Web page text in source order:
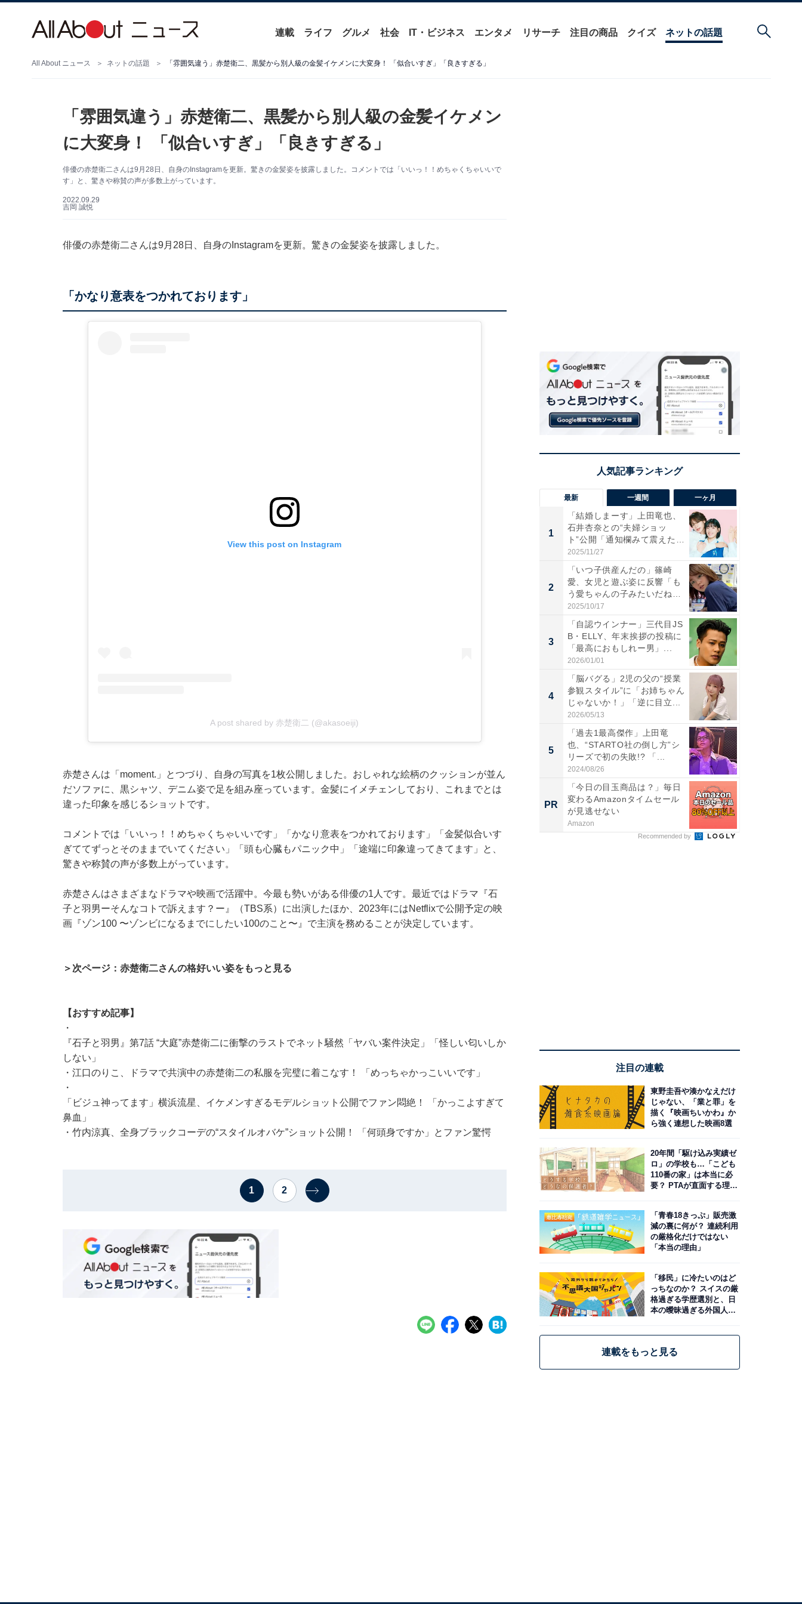
連載 ライフ グルメ 社会 IT・ビジネス エンタメ リサーチ 注目の商品 クイズ ネットの話題
All About ニュース ネットの話題 「雰囲気違う」赤楚衛二、黒髪から別人級の金髪イケメンに大変身！ 「似合いすぎ」「良きすぎる」
「雰囲気違う」赤楚衛二、黒髪から別人級の金髪イケメン
に大変身！ 「似合いすぎ」「良きすぎる」
俳優の赤楚衛二さんは9月28日、自身のInstagramを更新。驚きの金髪姿を披露しました。コメントでは「いいっ！！めちゃくちゃいいで
す」と、驚きや称賛の声が多数上がっています。
2022.09.29
吉岡 誠悦
俳優の赤楚衛二さんは9月28日、自身のInstagramを更新。驚きの金髪姿を披露しました。
「かなり意表をつかれております」
View this post on Instagram
A post shared by 赤楚衛二 (@akasoeiji)
赤楚さんは「moment.」とつづり、自身の写真を1枚公開しました。おしゃれな絵柄のクッションが並ん
だソファに、黒シャツ、デニム姿で足を組み座っています。金髪にイメチェンしており、これまでとは
違った印象を感じるショットです。
コメントでは「いいっ！！めちゃくちゃいいです」「かなり意表をつかれております」「金髪似合いす
ぎててずっとそのままでいてください」「頭も心臓もパニック中」「途端に印象違ってきてます」と、
驚きや称賛の声が多数上がっています。
赤楚さんはさまざまなドラマや映画で活躍中。今最も勢いがある俳優の1人です。最近ではドラマ『石
子と羽男ーそんなコトで訴えます？ー』（TBS系）に出演したほか、2023年にはNetflixで公開予定の映
画『ゾン100 〜ゾンビになるまでにしたい100のこと〜』で主演を務めることが決定しています。
＞次ページ：赤楚衛二さんの格好いい姿をもっと見る
【おすすめ記事】
・
『石子と羽男』第7話 “大庭”赤楚衛二に衝撃のラストでネット騒然「ヤバい案件決定」「怪しい匂いしか
しない」
・ 江口のりこ、ドラマで共演中の赤楚衛二の私服を完璧に着こなす！ 「めっちゃかっこいいです」
・
「ビジュ神ってます」横浜流星、イケメンすぎるモデルショット公開でファン悶絶！ 「かっこよすぎて
鼻血」
・ 竹内涼真、全身ブラックコーデの“スタイルオバケ”ショット公開！ 「何頭身ですか」とファン驚愕
1 2
最新 一週間 一ヶ月
1
「結婚しまーす」上田竜也、
石井杏奈との“夫婦ショッ
ト”公開「通知欄みて震えた」
「...
2025/11/27
2
「いつ子供産んだの」篠崎
愛、女児と遊ぶ姿に反響「も
う愛ちゃんの子みたいだね」
「完...
2025/10/17
3
「自認ウインナー」三代目JS
B・ELLY、年末挨拶の投稿に
「最高におもしれー男」...
2026/01/01
4
「脳バグる」2児の父の“授業
参観スタイル”に「お姉ちゃん
じゃないか！」「逆に目立...
2026/05/13
5
「過去1最高傑作」上田竜
也、“STARTO社の倒し方”シ
リーズで初の失敗!? 「...
2024/08/26
PR
「今日の目玉商品は？」毎日
変わるAmazonタイムセール
が見逃せない
Amazon
Recommended by
注目の連載
東野圭吾や湊かなえだけ
じゃない、「業と罪」を
描く『映画ちいかわ』か
ら強く連想した映画8選
20年間「駆け込み実績ゼ
ロ」の学校も…「こども
110番の家」は本当に必
要？ PTAが直面する理想
「青春18きっぷ」販売激
減の裏に何が？ 連続利用
の厳格化だけではない
「本当の理由」
「移民」に冷たいのはど
っちなのか？ スイスの厳
格過ぎる学歴選別と、日
本の曖昧過ぎる外国人政
連載をもっと見る